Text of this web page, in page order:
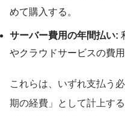
めて購入する。
サーバー費用の年間払い:
やクラウドサービスの費
これらは、いずれ支払う
期の経費」として計上す